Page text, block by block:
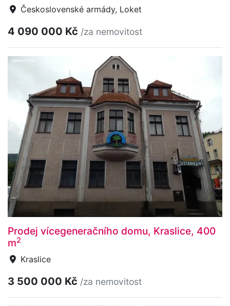
Československé armády, Loket
4 090 000 Kč /za nemovitost
Prodej vícegeneračního domu, Kraslice, 400
m2
Kraslice
3 500 000 Kč /za nemovitost